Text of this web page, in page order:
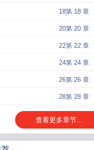
天，他无意打碎她的匣子，看见那
班主的鞭子疼多了。他拼命模仿
丞相下级是什么丞
罪 丞相下面的职位是哪些 朕在下
GB晋江 丞相下面是什么官职 丞
最新章节更新
丞相之下的官职有
上免费阅读丞相他以下犯上绛紫儿
心想谋反全文免费阅读丞相下一个
上丞相他以下犯上 百度丞相之
18第 18 章
20第 20 章
22第 22 章
24第 24 章
26第 26 章
28第 28 章
查看更多章节...